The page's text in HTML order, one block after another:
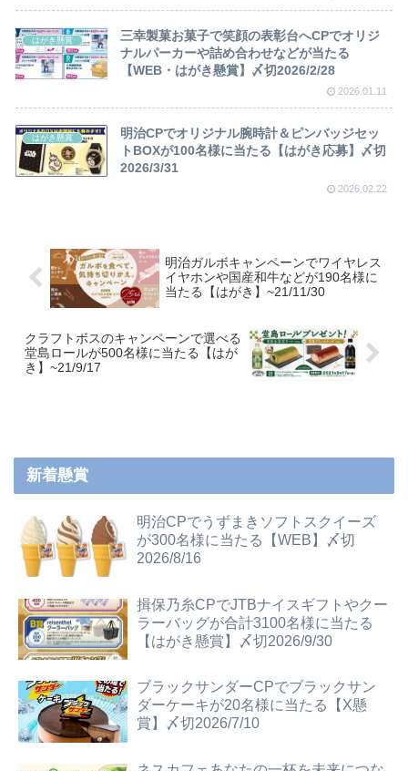
はがき懸賞
三幸製菓お菓子で笑顔の表彰台へCPでオリジ
ナルパーカーや詰め合わせなどが当たる
【WEB・はがき懸賞】〆切2026/2/28
2026.01.11
はがき懸賞
明治CPでオリジナル腕時計＆ピンバッジセッ
トBOXが100名様に当たる【はがき応募】〆切
2026/3/31
2026.02.22
明治ガルボキャンペーンでワイヤレス
イヤホンや国産和牛などが190名様に
当たる【はがき】~21/11/30
クラフトボスのキャンペーンで選べる
堂島ロールが500名様に当たる【はが
き】~21/9/17
新着懸賞
明治CPでうずまきソフトスクイーズ
が300名様に当たる【WEB】〆切
2026/8/16
揖保乃糸CPでJTBナイスギフトやクー
ラーバッグが合計3100名様に当たる
【はがき懸賞】〆切2026/9/30
ブラックサンダーCPでブラックサン
ダーケーキが20名様に当たる【X懸
賞】〆切2026/7/10